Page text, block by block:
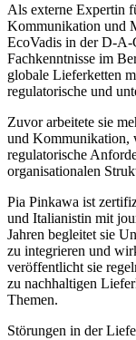
Als externe Expertin
Kommunikation und
EcoVadis in der D-A-
Fachkenntnisse im
globale Lieferketten
regulatorische und
Zuvor arbeitete sie
und Kommunikation,
regulatorische
organisationalen
Pia Pinkawa ist
und Italianistin mit
Jahren begleitet sie
zu integrieren und
veröffentlicht sie
zu nachhaltigen
Themen.
Störungen in der